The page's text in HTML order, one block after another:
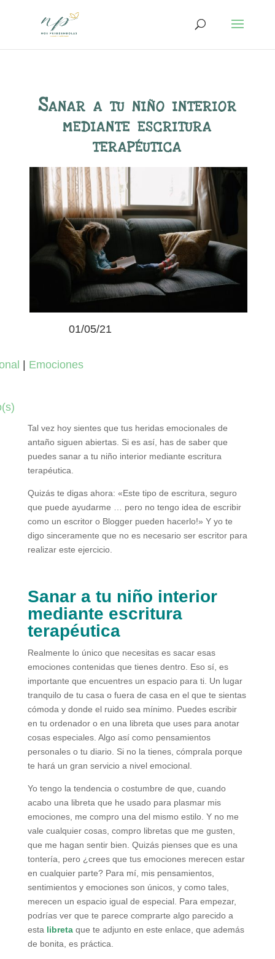
Sanar a tu niño interior
mediante escritura
terapéutica
01/05/21
| Emociones
Tal vez hoy sientes que tus heridas emocionales de
antaño siguen abiertas. Si es así, has de saber que
puedes sanar a tu niño interior mediante escritura
terapéutica.
Quizás te digas ahora: «Este tipo de escritura, seguro
que puede ayudarme … pero no tengo idea de escribir
como un escritor o Blogger pueden hacerlo!» Y yo te
digo sinceramente que no es necesario ser escritor para
realizar este ejercicio.
Sanar a tu niño interior
mediante escritura
terapéutica
Realmente lo único que necesitas es sacar esas
emociones contenidas que tienes dentro. Eso sí, es
importante que encuentres un espacio para ti. Un lugar
tranquilo de tu casa o fuera de casa en el que te sientas
cómoda y donde el ruido sea mínimo. Puedes escribir
en tu ordenador o en una libreta que uses para anotar
cosas especiales. Algo así como pensamientos
personales o tu diario. Si no la tienes, cómprala porque
te hará un gran servicio a nivel emocional.
Yo tengo la tendencia o costumbre de que, cuando
acabo una libreta que he usado para plasmar mis
emociones, me compro una del mismo estilo. Y no me
vale cualquier cosas, compro libretas que me gusten,
que me hagan sentir bien. Quizás pienses que es una
tontería, pero ¿crees que tus emociones merecen estar
en cualquier parte? Para mí, mis pensamientos,
sentimientos y emociones son únicos, y como tales,
merecen un espacio igual de especial. Para empezar,
podrías ver que te parece comprarte algo parecido a
esta libreta que te adjunto en este enlace, que además
de bonita, es práctica.